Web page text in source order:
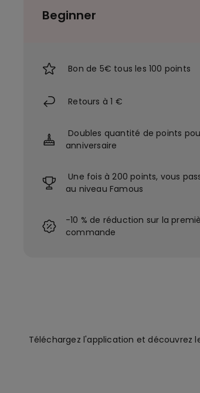
Beginner
Bon de 5€ tous les 100 points
Retours à 1 €
Doubles quantité de points
anniversaire
Une fois à 200 points, vous
au niveau Famous
-10 % de réduction sur la
commande
Téléchargez l'application et découvrez